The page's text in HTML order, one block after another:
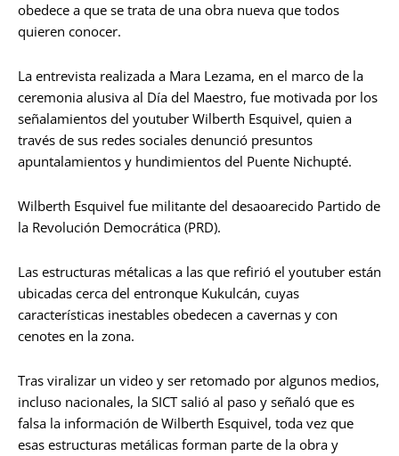
obedece a que se trata de una obra nueva que todos
quieren conocer.
La entrevista realizada a Mara Lezama, en el marco de la
ceremonia alusiva al Día del Maestro, fue motivada por los
señalamientos del youtuber Wilberth Esquivel, quien a
través de sus redes sociales denunció presuntos
apuntalamientos y hundimientos del Puente Nichupté.
Wilberth Esquivel fue militante del desaoarecido Partido de
la Revolución Democrática (PRD).
Las estructuras métalicas a las que refirió el youtuber están
ubicadas cerca del entronque Kukulcán, cuyas
características inestables obedecen a cavernas y con
cenotes en la zona.
Tras viralizar un video y ser retomado por algunos medios,
incluso nacionales, la SICT salió al paso y señaló que es
falsa la información de Wilberth Esquivel, toda vez que
esas estructuras metálicas forman parte de la obra y